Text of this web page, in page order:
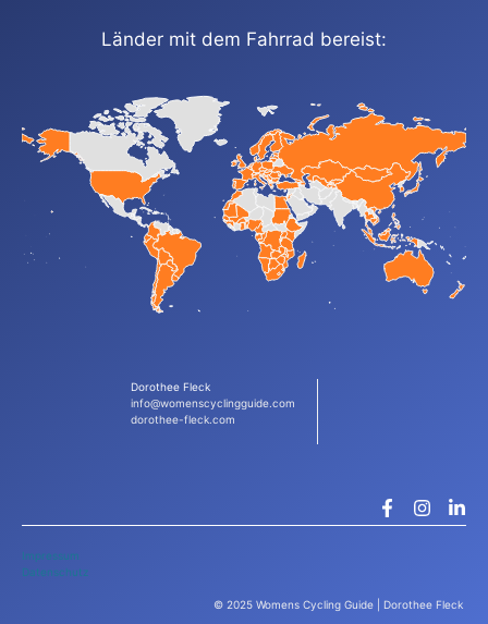
Länder mit dem Fahrrad bereist:
Dorothee Fleck
info@womenscyclingguide.com
dorothee-fleck.com
Impressum
Datenschutz
© 2025 Womens Cycling Guide | Dorothee Fleck